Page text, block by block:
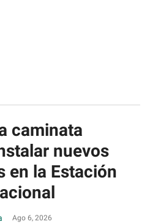
caminata
nuevos
en la Estación
Ago 6, 2026